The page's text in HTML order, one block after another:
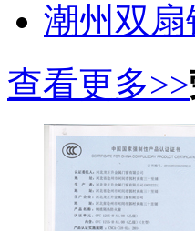
潮州双扇
查看更多>>